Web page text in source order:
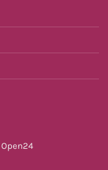
Open24